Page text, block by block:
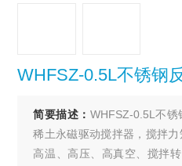
WHFSZ-0.5L不锈钢
简要描述： WHFSZ-0.5L不
稀土永磁驱动搅拌器，搅拌
高温、高压、高真空、搅拌